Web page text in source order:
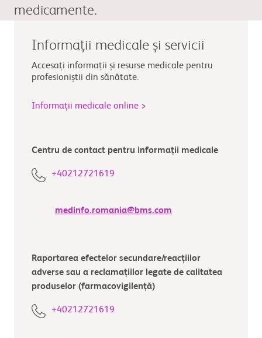
medicamente.
Informații medicale și servicii
Accesați informații și resurse medicale pentru
profesioniștii din sănătate.
Informații medicale online >
Centru de contact pentru informații medicale
+40212721619
medinfo.romania@bms.com
Raportarea efectelor secundare/reacțiilor
adverse sau a reclamațiilor legate de calitatea
produselor (farmacovigilență)
+40212721619